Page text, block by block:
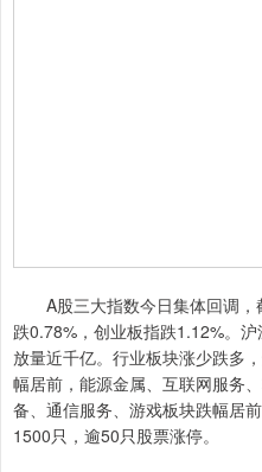
A股三大指数今日集体回调，
跌0.78%，创业板指跌1.12%。
放量近千亿。行业板块涨少跌多
幅居前，能源金属、互联网服务
备、通信服务、游戏板块跌幅居
1500只，逾50只股票涨停。